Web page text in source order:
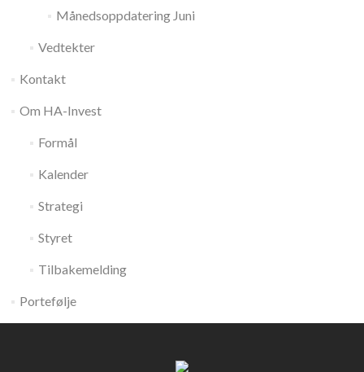
Månedsoppdatering Juni
Vedtekter
Kontakt
Om HA-Invest
Formål
Kalender
Strategi
Styret
Tilbakemelding
Portefølje